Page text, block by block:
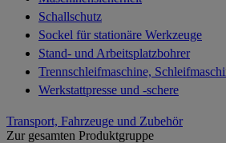
Schallschutz
Sockel für stationäre Werkzeuge
Stand- und Arbeitsplatzbohrer
Trennschleifmaschine,
Werkstattpresse und -schere
Transport, Fahrzeuge und Zubehör
Zur gesamten Produktgruppe